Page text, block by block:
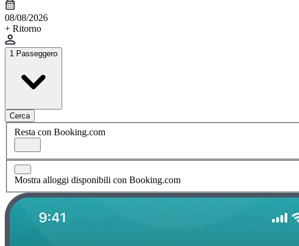
08/08/2026
+ Ritorno
1 Passeggero
Cerca
Resta con Booking.com
Mostra alloggi disponibili con Booking.com